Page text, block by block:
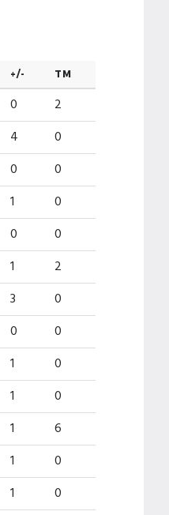
+/- TM
0
2
4
0
0
0
1
0
0
0
1
2
3
0
0
0
1
0
1
0
1
6
1
0
1
0